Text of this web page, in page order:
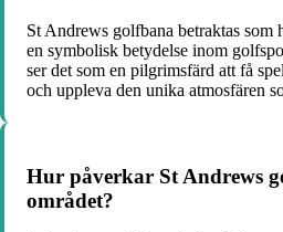
St Andrews golfbana betraktas som
en symbolisk betydelse inom
ser det som en pilgrimsfärd att få
och uppleva den unika atmosfären
Hur påverkar St Andrews
området?